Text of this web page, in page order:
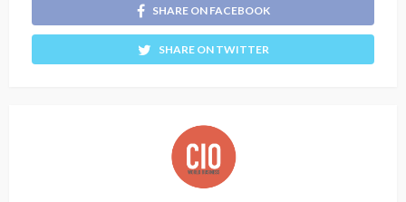
SHARE ON FACEBOOK
SHARE ON TWITTER